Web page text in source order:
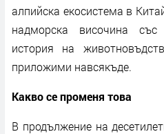
алпийска екосистема в
надморска височина
история на
приложими навсякъде.
Какво се променя това
В продължение на